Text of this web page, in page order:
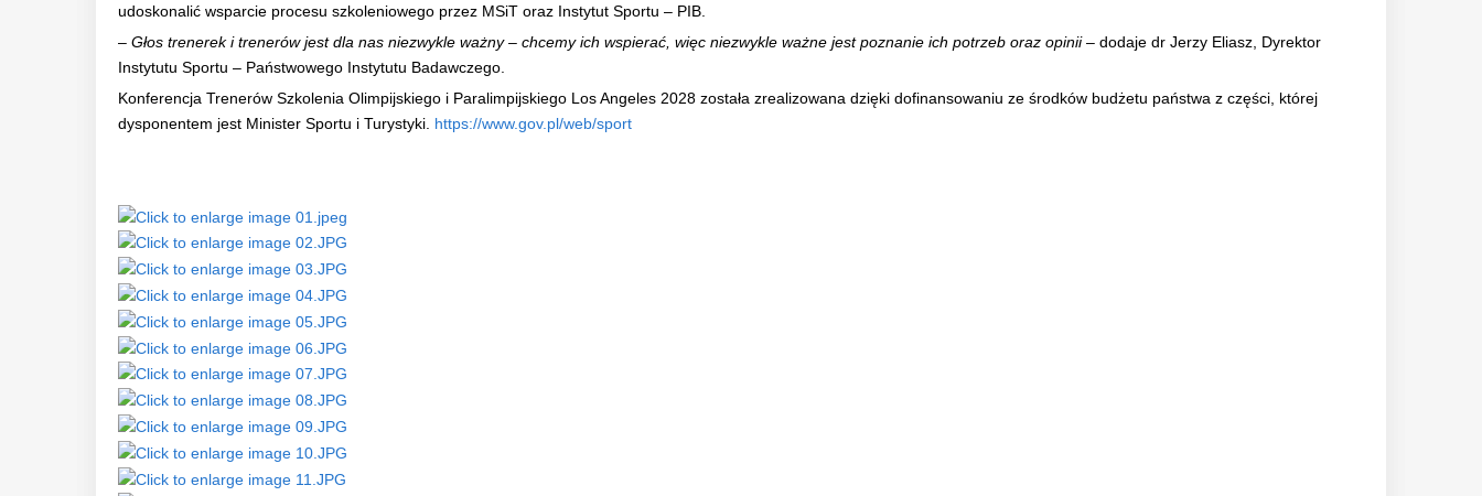
udoskonalić wsparcie procesu szkoleniowego przez MSiT oraz Instytut Sportu – PIB.
– Głos trenerek i trenerów jest dla nas niezwykle ważny – chcemy ich wspierać, więc niezwykle ważne jest poznanie ich potrzeb oraz opinii– dodaje dr Jerzy Eliasz, Dyrektor
Instytutu Sportu – Państwowego Instytutu Badawczego.
Konferencja Trenerów Szkolenia Olimpijskiego i Paralimpijskiego Los Angeles 2028 została zrealizowana dzięki dofinansowaniu ze środków budżetu państwa z części, której
dysponentem jest Minister Sportu i Turystyki. https://www.gov.pl/web/sport